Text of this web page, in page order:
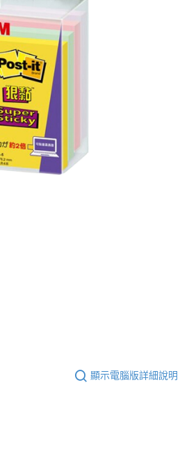
用他人資訊註冊。若發現惡意使用之情形，
止該用戶之使用額度並採取法律行動。
以上)免運費
顯示電腦版詳細說明